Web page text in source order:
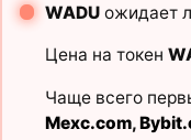
WADUожидает
Цена на токен
Чаще всего
Mexc.com,